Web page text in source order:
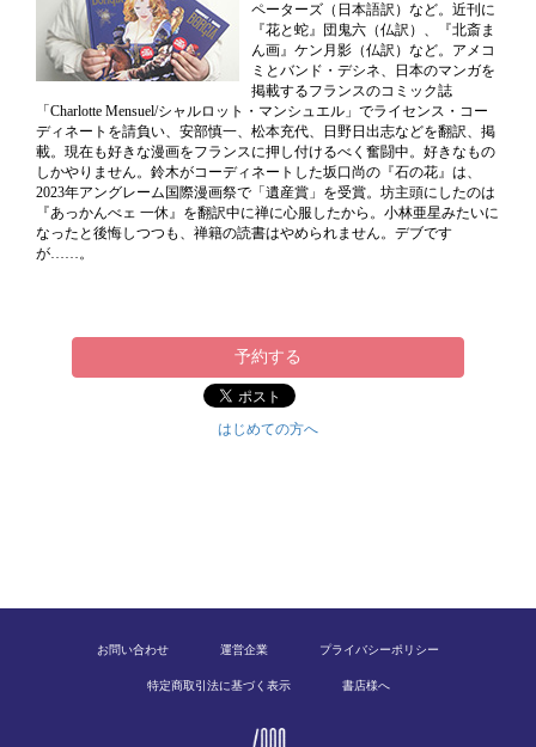
ペーターズ（日本語訳）など。近刊に
『花と蛇』団鬼六（仏訳）、『北斎ま
ん画』ケン月影（仏訳）など。アメコ
ミとバンド・デシネ、日本のマンガを
掲載するフランスのコミック誌
「Charlotte Mensuel/シャルロット・マンシュエル」でライセンス・コー
ディネートを請負い、安部慎一、松本充代、日野日出志などを翻訳、掲
載。現在も好きな漫画をフランスに押し付けるべく奮闘中。好きなもの
しかやりません。鈴木がコーディネートした坂口尚の『石の花』は、
2023年アングレーム国際漫画祭で「遺産賞」を受賞。坊主頭にしたのは
『あっかんべェ 一休』を翻訳中に禅に心服したから。小林亜星みたいに
なったと後悔しつつも、禅籍の読書はやめられません。デブです
が……。
予約する
はじめての方へ
お問い合わせ 運営企業 プライバシーポリシー
特定商取引法に基づく表示 書店様へ